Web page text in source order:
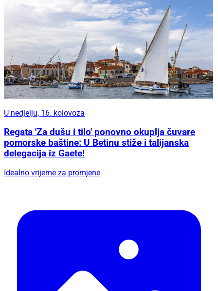
U nedjelju, 16. kolovoza
Regata 'Za dušu i tilo' ponovno okuplja čuvare
pomorske baštine: U Betinu stiže i talijanska
delegacija iz Gaete!
Idealno vrijeme za promjene